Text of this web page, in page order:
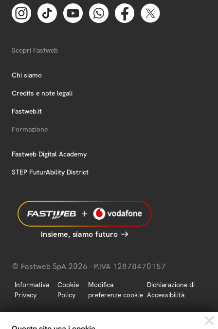
Scopri Fastweb
Chi siamo
Credits e note legali
Fastweb.it
Formazione
Fastweb Digital Academy
STEP FuturAbility District
Insieme, siamo futuro
© Fastweb SpA 2026 - P.IVA 12878470157
Informativa
Privacy
Cookie
Policy
Modifica
preferenze cookie
Dichiarazione di
Accessibilità